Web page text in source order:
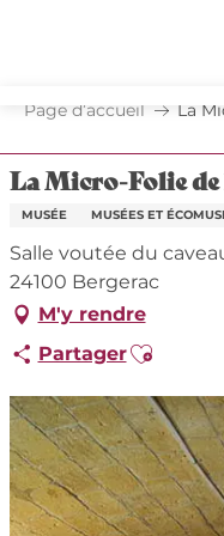
principal
Page d’accueil La
La Micro-Folie de
MUSÉE MUSÉES ET
Salle voutée du
24100 Bergerac
M'y rendre
PartagerAjouter